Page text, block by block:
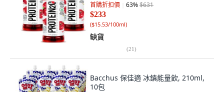
首購折扣價 63%$631
$233
($15.53/100ml)
缺貨
(21)
Bacchus 保佳適 冰鎮能量飲, 210ml,
10包